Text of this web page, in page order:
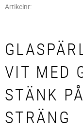
Artikelnr
VIT MED
STÄNK
STRÄNG